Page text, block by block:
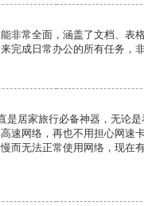
非常全面，涵盖了文档、表
完成日常办公的所有任务，非
是居家旅行必备神器，无论
速网络，再也不用担心网速
而无法正常使用网络，现在